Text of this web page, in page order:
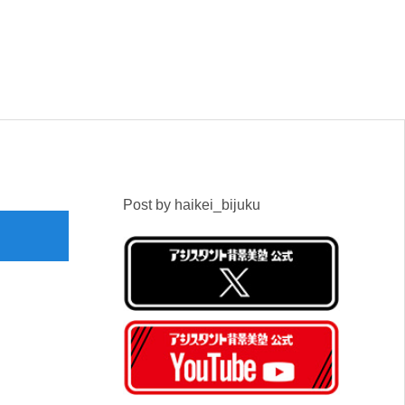
Post by haikei_bijuku